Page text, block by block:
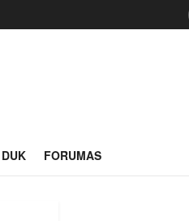
DUK FORUMAS